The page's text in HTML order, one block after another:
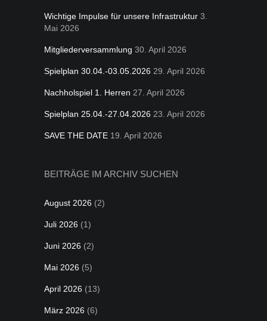
Wichtige Impulse für unsere Infrastruktur 3.
Mai 2026
Mitgliederversammlung 30. April 2026
Spielplan 30.04.-03.05.2026 29. April 2026
Nachholspiel 1. Herren 27. April 2026
Spielplan 25.04.-27.04.2026 23. April 2026
SAVE THE DATE 19. April 2026
BEITRÄGE IM ARCHIV SUCHEN
August 2026 (2)
Juli 2026 (1)
Juni 2026 (2)
Mai 2026 (5)
April 2026 (13)
März 2026 (6)